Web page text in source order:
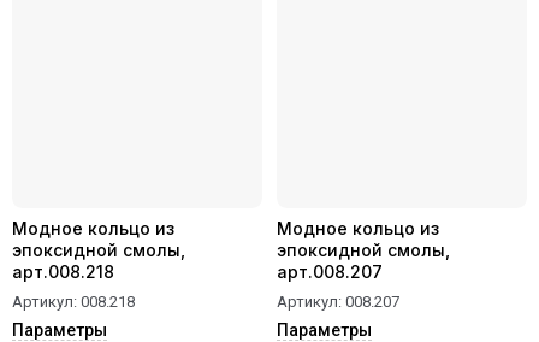
Модное кольцо из
эпоксидной смолы,
арт.008.218
Артикул: 008.218
Параметры
Модное кольцо из
эпоксидной смолы,
арт.008.207
Артикул: 008.207
Параметры